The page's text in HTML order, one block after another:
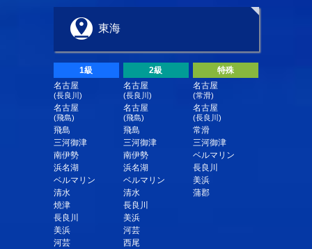
東海
1級
名古屋
(長良川)
名古屋
(飛島)
飛島
三河御津
南伊勢
浜名湖
ベルマリン
清水
焼津
長良川
美浜
河芸
2級
名古屋
(長良川)
名古屋
(飛島)
飛島
三河御津
南伊勢
浜名湖
ベルマリン
清水
長良川
美浜
河芸
西尾
特殊
名古屋
(常滑)
名古屋
(長良川)
常滑
三河御津
ベルマリン
長良川
美浜
蒲郡